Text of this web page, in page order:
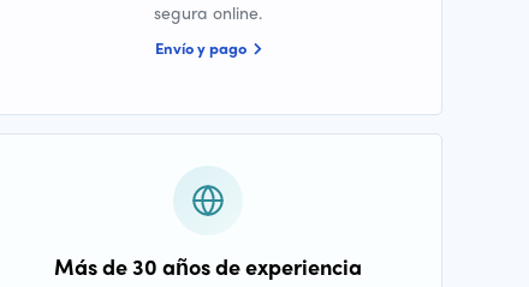
segura online.
Envío y pago
Más de 30 años de experiencia